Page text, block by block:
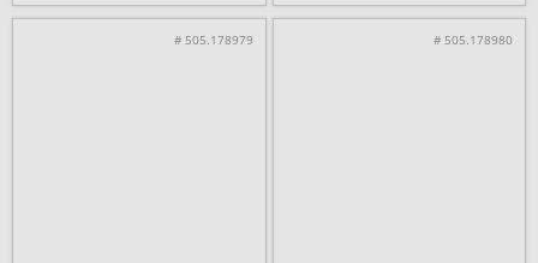
# 505.178979 # 505.178980